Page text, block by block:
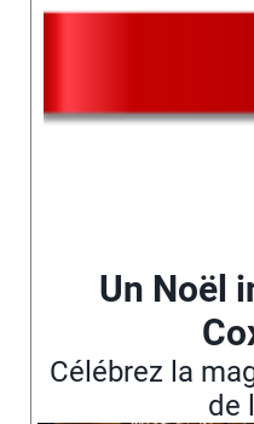
Un Noël
Célébrez la
de